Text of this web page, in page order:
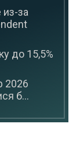
за
до 15,5%
2026
б...